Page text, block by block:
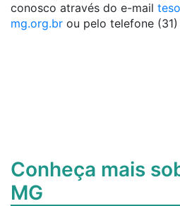
conosco através do e-mail
mg.org.br ou pelo telefone
Conheça mais
MG